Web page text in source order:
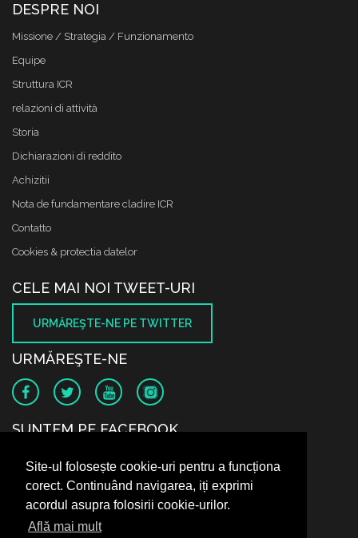
Site-ul folosește cookie-uri pentru a funcționa
corect. Continuând navigarea, iți exprimi
acordul asupra folosirii cookie-urilor.
Află mai mult
DESPRE NOI
Missione / Strategia / Funzionamento
Equipe
Struttura ICR
relazioni di attività
Storia
Dichiarazioni di reddito
Achizitii
Nota de fundamentare cladire ICR
Contatto
Cookies & protectia datelor
CELE MAI NOI TWEET-URI
URMĂREŞTE-NE PE TWITTER
URMĂREŞTE-NE
SUNTEM PE FACEBOOK